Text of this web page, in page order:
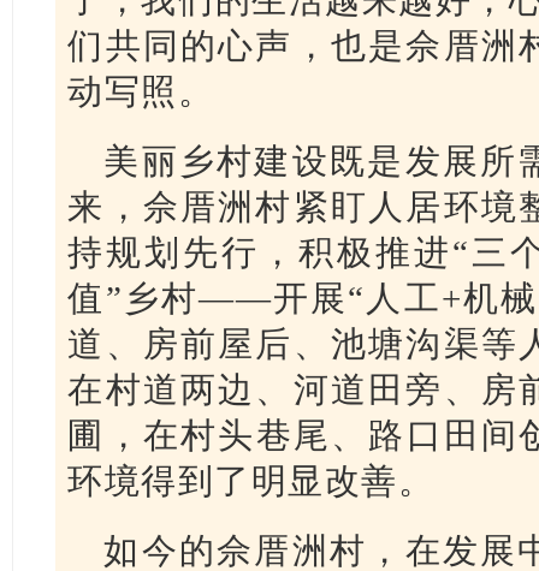
们共同的心声，也是佘厝洲
动写照。
美丽乡村建设既是发展所
来，佘厝洲村紧盯人居环境
持规划先行，积极推进“三
值”乡村——开展“人工+机
道、房前屋后、池塘沟渠等
在村道两边、河道田旁、房
圃，在村头巷尾、路口田间
环境得到了明显改善。
如今的佘厝洲村，在发展